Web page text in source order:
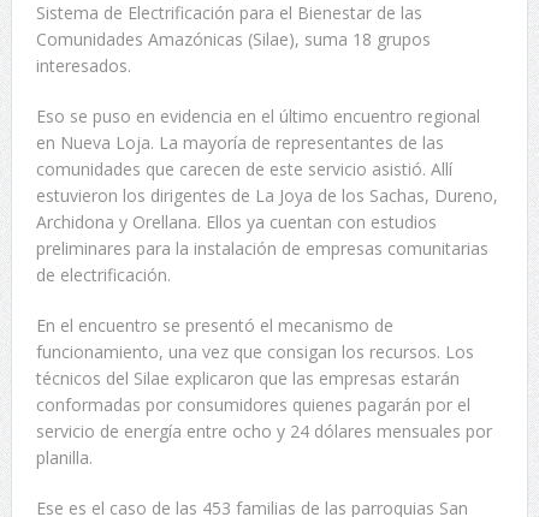
Sistema de Electrificación para el Bienestar de las
Comunidades Amazónicas (Silae), suma 18 grupos
interesados.
Eso se puso en evidencia en el último encuentro regional
en Nueva Loja. La mayoría de representantes de las
comunidades que carecen de este servicio asistió. Allí
estuvieron los dirigentes de La Joya de los Sachas, Dureno,
Archidona y Orellana. Ellos ya cuentan con estudios
preliminares para la instalación de empresas comunitarias
de electrificación.
En el encuentro se presentó el mecanismo de
funcionamiento, una vez que consigan los recursos. Los
técnicos del Silae explicaron que las empresas estarán
conformadas por consumidores quienes pagarán por el
servicio de energía entre ocho y 24 dólares mensuales por
planilla.
Ese es el caso de las 453 familias de las parroquias San